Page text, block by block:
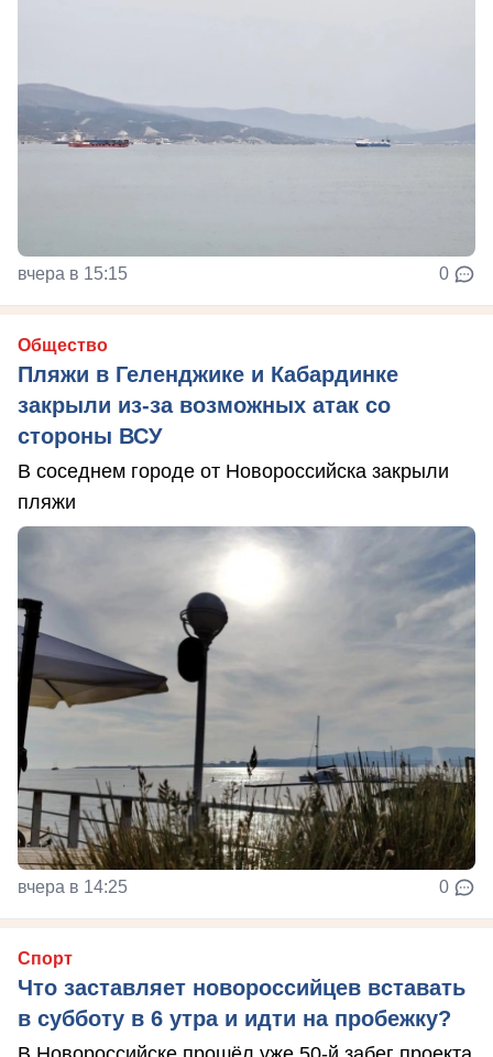
вчера в 15:15 0
Общество
Пляжи в Геленджике и Кабардинке
закрыли из-за возможных атак со
стороны ВСУ
В соседнем городе от Новороссийска закрыли
пляжи
вчера в 14:25 0
Спорт
Что заставляет новороссийцев вставать
в субботу в 6 утра и идти на пробежку?